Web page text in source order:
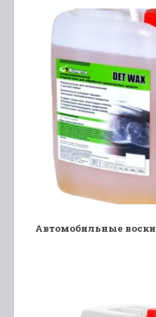
Автомобильные воски